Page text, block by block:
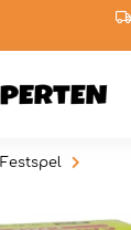
Festspel